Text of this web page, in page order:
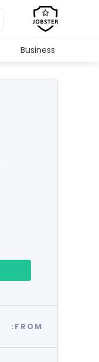
Business
FROM: